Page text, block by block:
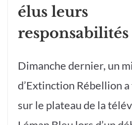
élus leurs
responsabilités
Dimanche dernier, un
d’Extinction Rébellion
sur le plateau de la